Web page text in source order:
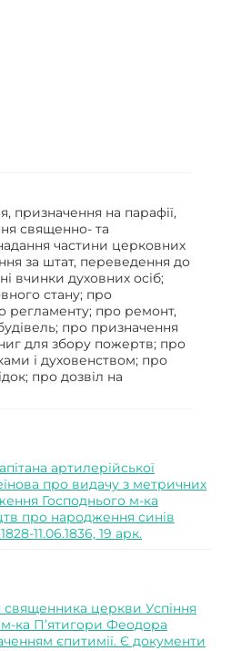
призначення на парафії,
священно- та
частини церковних
за штат, переведення до
вчинки духовних осіб;
стану; про
регламенту; про ремонт,
про призначення
для збору пожертв; про
і духовенством; про
про дозвіл на
артилерійської
про видачу з метричних
Господнього м-ка
про народження синів
11.06.1836, 19 арк.
священника церкви Успіння
ка П’ятигори Феодора
єпитимії. Є документи